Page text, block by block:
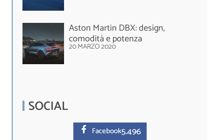
Aston Martin DBX: design,
comodità e potenza
20 MARZO 2020
SOCIAL
Facebook5.496